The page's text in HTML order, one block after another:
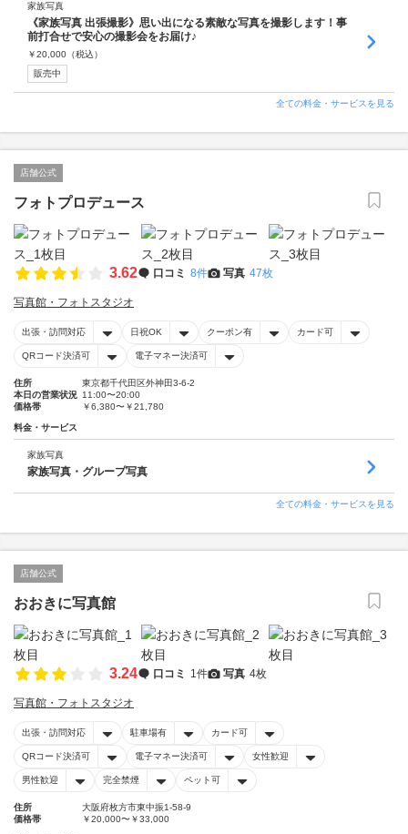
家族写真
《家族写真 出張撮影》思い出になる素敵な写真を撮影します！事
前打合せで安心の撮影会をお届け♪
￥20,000 （税込）
販売中
全ての料金・サービスを見る
店舗公式
フォトプロデュース
3.62 口コミ 8件 写真 47枚
写真館・フォトスタジオ
出張・訪問対応 日祝OK クーポン有 カード可
QRコード決済可 電子マネー決済可
住所
東京都千代田区外神田3-6-2
本日の営業状況 11:00〜20:00
価格帯
￥6,380〜￥21,780
料金・サービス
家族写真
家族写真・グループ写真
全ての料金・サービスを見る
店舗公式
おおきに写真館
3.24 口コミ 1件 写真 4枚
写真館・フォトスタジオ
出張・訪問対応 駐車場有 カード可
QRコード決済可 電子マネー決済可 女性歓迎
男性歓迎 完全禁煙 ペット可
住所
大阪府枚方市東中振1-58-9
価格帯
￥20,000〜￥33,000